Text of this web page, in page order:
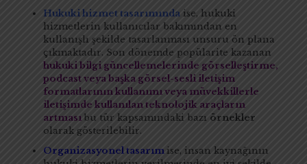
Hukuki hizmet tasarımında ise, hukuki
hizmetlerin kullanıcılar bakımından en
kullanışlı şekilde tasarlanması unsuru ön plana
çıkmaktadır. Son dönemde popülarite kazanan
hukuki bilgi güncellemelerinde görselleştirme,
podcast veya başka görsel-sesli iletişim
formatlarının kullanımı veya müvekkillerle
iletişimde kullanılan teknolojik araçların
artması bu tür kapsamındaki bazı örnekler
olarak gösterilebilir.
Organizasyonel tasarımise, insan kaynağının